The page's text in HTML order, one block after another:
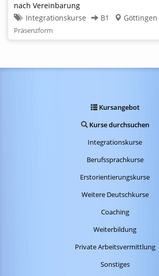
nach Vereinbarung
Integrationskurse
B1 Göttingen
Präsenzform
Kursangebot
Kurse durchsuchen
Integrationskurse
Berufssprachkurse
Erstorientierungskurse
Weitere Deutschkurse
Coaching
Weiterbildung
Private Arbeitsvermittlung
Sonstiges